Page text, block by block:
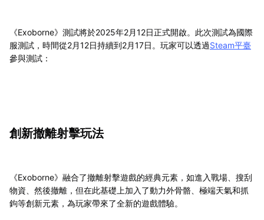
《Exoborne》測試將於2025年2月12日正式開啟。此次測試為國際
服測試，時間從2月12日持續到2月17日。玩家可以透過Steam平臺
參與測試：
創新撤離射擊玩法
《Exoborne》融合了撤離射擊遊戲的經典元素，如進入戰場、搜刮
物資、然後撤離，但在此基礎上加入了動力外骨骼、極端天氣和抓
鉤等創新元素，為玩家帶來了全新的遊戲體驗。